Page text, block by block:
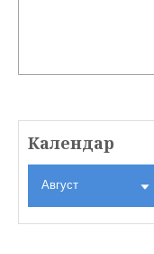
Календар
Август